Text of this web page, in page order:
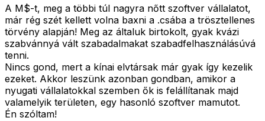
A M$-t, meg a többi túl nagyra nőtt szoftver vállalatot,
már rég szét kellett volna baxni a .csába a trösztellenes
törvény alapján! Meg az általuk birtokolt, gyak kvázi
szabvánnyá vált szabadalmakat szabadfelhasználásúvá
tenni.
Nincs gond, mert a kínai elvtársak már gyak így kezelik
ezeket. Akkor leszünk azonban gondban, amikor a
nyugati vállalatokkal szemben ők is felállítanak majd
valamelyik területen, egy hasonló szoftver mamutot.
Én szóltam!